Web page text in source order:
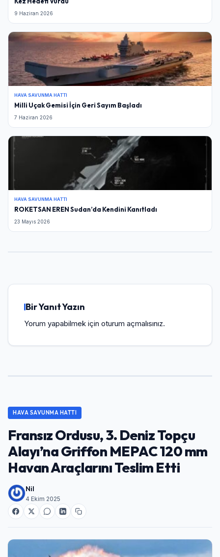
9 Haziran 2026
HAVA SAVUNMA HATTI
Milli Uçak Gemisi İçin Geri Sayım Başladı
7 Haziran 2026
HAVA SAVUNMA HATTI
ROKETSAN EREN Sudan’da Kendini Kanıtladı
23 Mayıs 2026
Bir Yanıt Yazın
Yorum yapabilmek için oturum açmalısınız.
HAVA SAVUNMA HATTI
Fransız Ordusu, 3. Deniz Topçu
Alayı’na Griffon MEPAC 120 mm
Havan Araçlarını Teslim Etti
Nil
4 Ekim 2025